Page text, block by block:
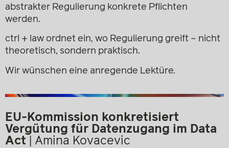
abstrakter Regulierung konkrete Pflichten
werden.
ctrl + law ordnet ein, wo Regulierung greift – nicht
theoretisch, sondern praktisch.
Wir wünschen eine anregende Lektüre.
EU-Kommission konkretisiert
Vergütung für Datenzugang im Data
Act
Amina Kovacevic